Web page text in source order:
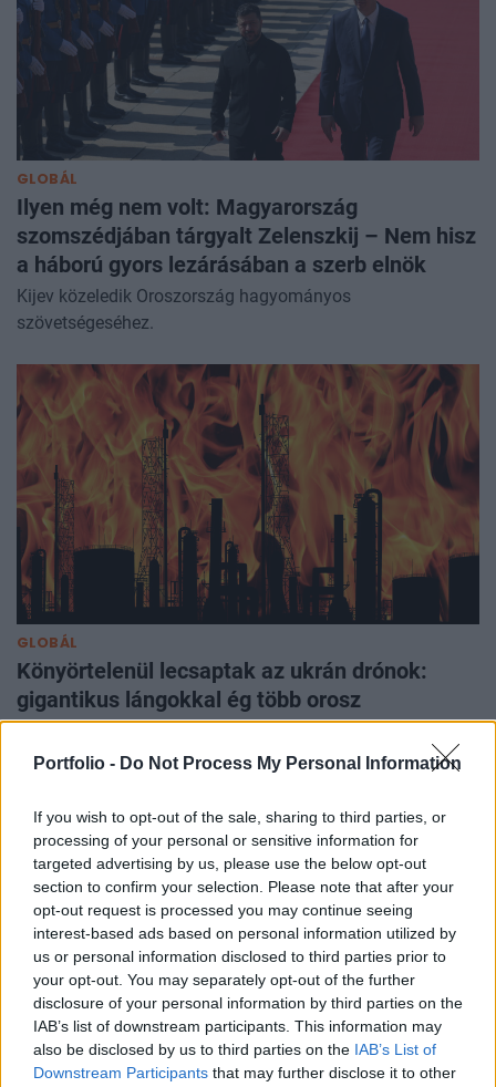
Portfolio - Do Not Process My Personal Information
If you wish to opt-out of the sale, sharing to third parties, or
processing of your personal or sensitive information for
targeted advertising by us, please use the below opt-out
section to confirm your selection. Please note that after your
opt-out request is processed you may continue seeing
interest-based ads based on personal information utilized by
us or personal information disclosed to third parties prior to
your opt-out. You may separately opt-out of the further
disclosure of your personal information by third parties on the
IAB’s list of downstream participants. This information may
also be disclosed by us to third parties on the IAB’s List of
Downstream Participants that may further disclose it to other
GLOBÁL
Ilyen még nem volt: Magyarország
szomszédjában tárgyalt Zelenszkij – Nem hisz
a háború gyors lezárásában a szerb elnök
Kijev közeledik Oroszország hagyományos
szövetségeséhez.
GLOBÁL
Könyörtelenül lecsaptak az ukrán drónok:
gigantikus lángokkal ég több orosz
olajfinomító
Összesen több mint 15 millió tonna kőolajat dolgoznak fel